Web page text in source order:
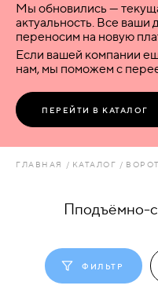
ВОРОТА
ПЕРЕГОРОДКИ
Мы обновились —
актуальность. Все
переносим на новую
Если вашей компании
нам, мы поможем с
ПЕРЕЙТИ В КАТАЛОГ
ГЛАВНАЯ КАТАЛОГ
Пподъёмно-
ФИЛЬТР